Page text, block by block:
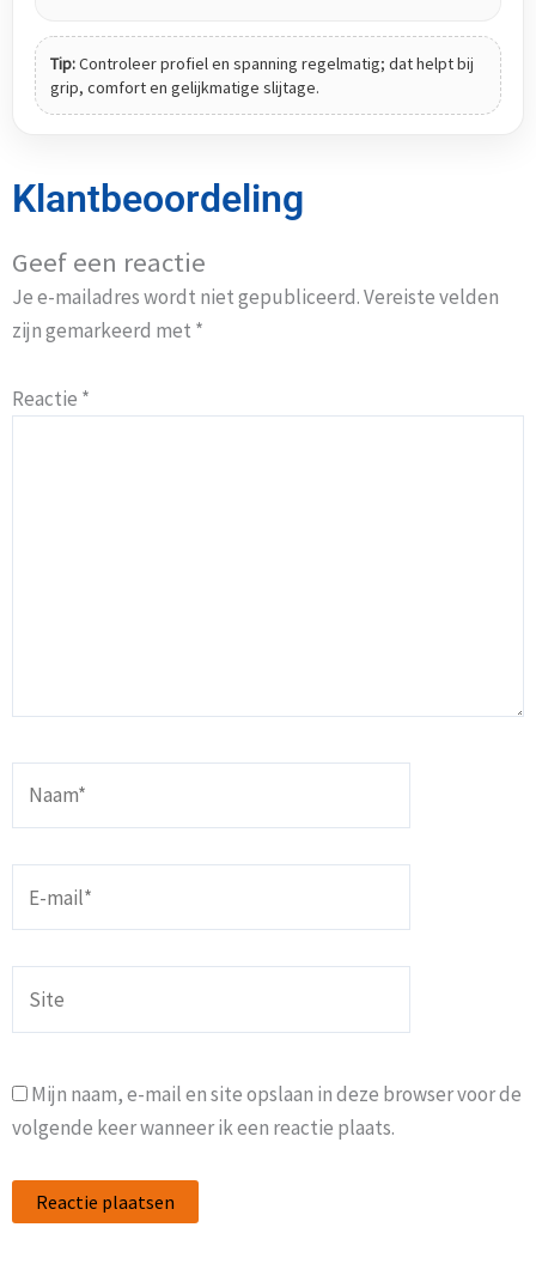
Tip:Controleer profiel en spanning regelmatig; dat helpt bij
grip, comfort en gelijkmatige slijtage.
Klantbeoordeling
Geef een reactie
Je e-mailadres wordt niet gepubliceerd.Vereiste velden
zijn gemarkeerd met *
Reactie *
mail*
Mijn naam, e-mail en site opslaan in deze browser voor de
volgende keer wanneer ik een reactie plaats.